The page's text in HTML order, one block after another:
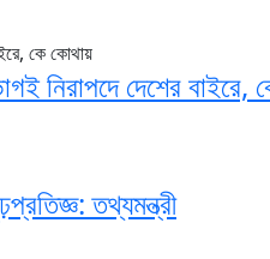
নিরাপদে দেশের বাইরে,
তথ্যমন্ত্রী